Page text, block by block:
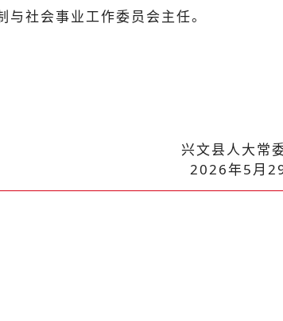
社会事业工作委员会主任。
兴文县人大常
2026年5月